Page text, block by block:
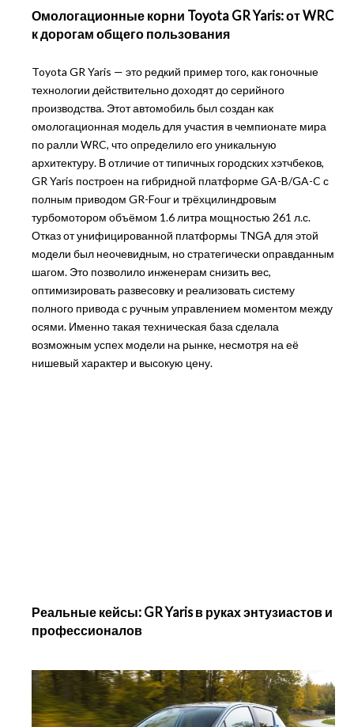
Омологационные корни Toyota GR Yaris: от WRC
к дорогам общего пользования
Toyota GR Yaris — это редкий пример того, как гоночные
технологии действительно доходят до серийного
производства. Этот автомобиль был создан как
омологационная модель для участия в чемпионате мира
по ралли WRC, что определило его уникальную
архитектуру. В отличие от типичных городских хэтчбеков,
GR Yaris построен на гибридной платформе GA-B/GA-C с
полным приводом GR-Four и трёхцилиндровым
турбомотором объёмом 1.6 литра мощностью 261 л.с.
Отказ от унифицированной платформы TNGA для этой
модели был неочевидным, но стратегически оправданным
шагом. Это позволило инженерам снизить вес,
оптимизировать развесовку и реализовать систему
полного привода с ручным управлением моментом между
осями. Именно такая техническая база сделала
возможным успех модели на рынке, несмотря на её
нишевый характер и высокую цену.
Реальные кейсы: GR Yaris в руках энтузиастов и
профессионалов